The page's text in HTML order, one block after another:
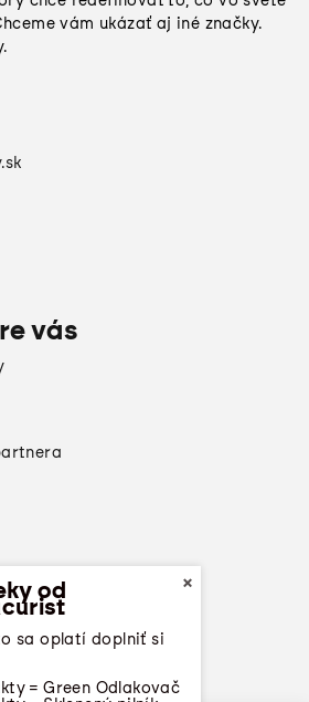
vám ukázať aj iné značky.
vás
×
od
sa oplatí doplniť si
= Green Odlakovač